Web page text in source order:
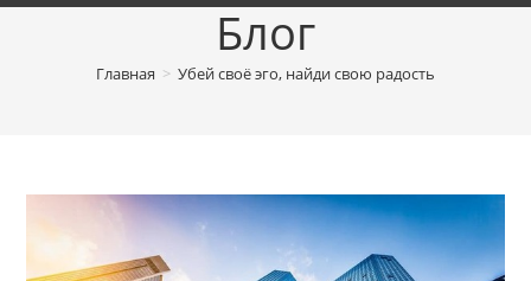
Блог
Главная > Убей своё эго, найди свою радость